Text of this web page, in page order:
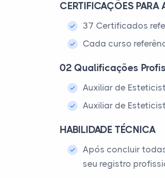
CERTIFICAÇÕES PARA
37 Certificados
Cada curso
02 Qualificações
Auxiliar de
Auxiliar de
HABILIDADE TÉCNICA
Após concluir
seu registro